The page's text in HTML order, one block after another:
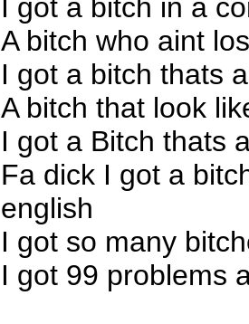
I got a bitch in a
A bitch who aint
I got a bitch thats
A bitch that look
I got a Bitch thats
Fa dick I got a
english
I got so many
I got 99 problems